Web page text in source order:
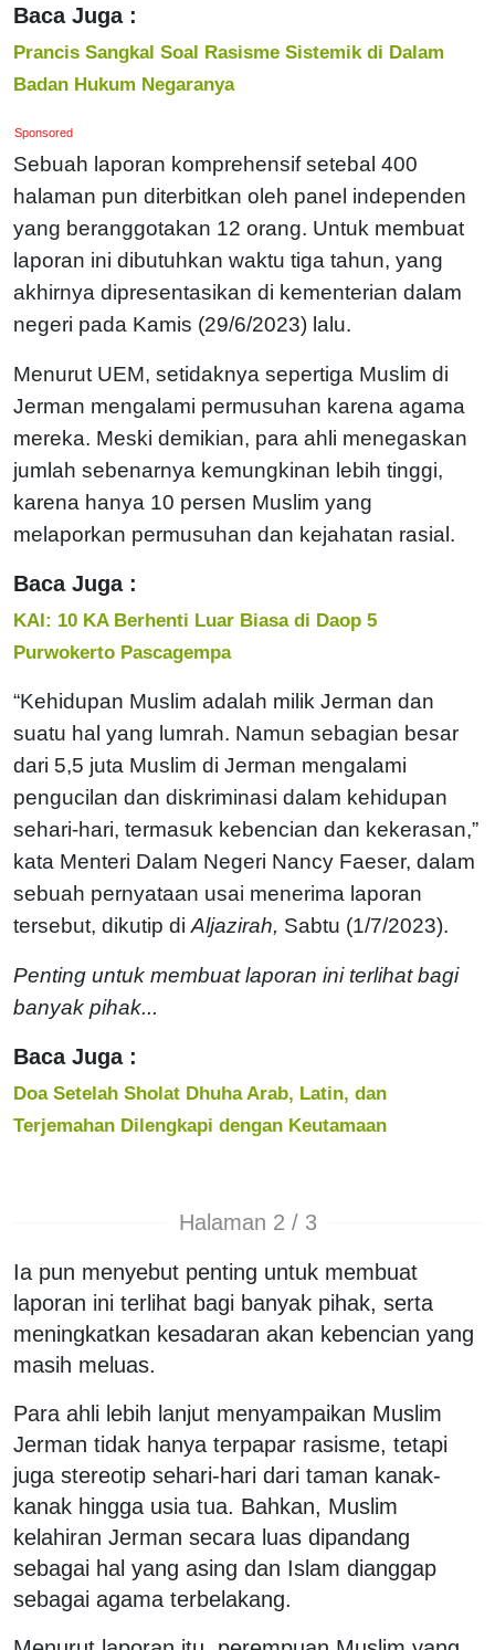
Baca Juga :
Prancis Sangkal Soal Rasisme Sistemik di Dalam
Badan Hukum Negaranya
Sponsored
Sebuah laporan komprehensif setebal 400
halaman pun diterbitkan oleh panel independen
yang beranggotakan 12 orang. Untuk membuat
laporan ini dibutuhkan waktu tiga tahun, yang
akhirnya dipresentasikan di kementerian dalam
negeri pada Kamis (29/6/2023) lalu.
Menurut UEM, setidaknya sepertiga Muslim di
Jerman mengalami permusuhan karena agama
mereka. Meski demikian, para ahli menegaskan
jumlah sebenarnya kemungkinan lebih tinggi,
karena hanya 10 persen Muslim yang
melaporkan permusuhan dan kejahatan rasial.
Baca Juga :
KAI: 10 KA Berhenti Luar Biasa di Daop 5
Purwokerto Pascagempa
“Kehidupan Muslim adalah milik Jerman dan
suatu hal yang lumrah. Namun sebagian besar
dari 5,5 juta Muslim di Jerman mengalami
pengucilan dan diskriminasi dalam kehidupan
sehari-hari, termasuk kebencian dan kekerasan,”
kata Menteri Dalam Negeri Nancy Faeser, dalam
sebuah pernyataan usai menerima laporan
tersebut, dikutip di Aljazirah, Sabtu (1/7/2023).
Penting untuk membuat laporan ini terlihat bagi
banyak pihak...
Baca Juga :
Doa Setelah Sholat Dhuha Arab, Latin, dan
Terjemahan Dilengkapi dengan Keutamaan
Halaman 2 / 3
Ia pun menyebut penting untuk membuat
laporan ini terlihat bagi banyak pihak, serta
meningkatkan kesadaran akan kebencian yang
masih meluas.
Para ahli lebih lanjut menyampaikan Muslim
Jerman tidak hanya terpapar rasisme, tetapi
juga stereotip sehari-hari dari taman kanak-
kanak hingga usia tua. Bahkan, Muslim
kelahiran Jerman secara luas dipandang
sebagai hal yang asing dan Islam dianggap
sebagai agama terbelakang.